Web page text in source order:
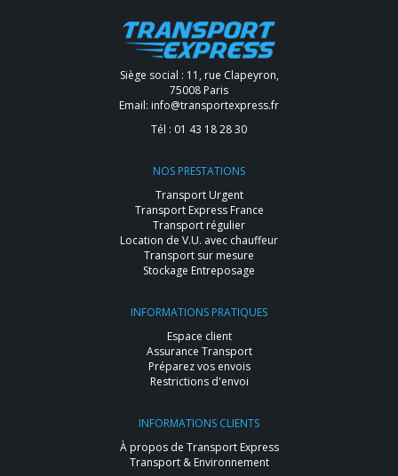
Siège social : 11, rue Clapeyron,
75008 Paris
Email: info@transportexpress.fr
Tél : 01 43 18 28 30
NOS PRESTATIONS
Transport Urgent
Transport Express France
Transport régulier
Location de V.U. avec chauffeur
Transport sur mesure
Stockage Entreposage
INFORMATIONS PRATIQUES
Espace client
Assurance Transport
Préparez vos envois
Restrictions d'envoi
INFORMATIONS CLIENTS
À propos de Transport Express
Transport & Environnement